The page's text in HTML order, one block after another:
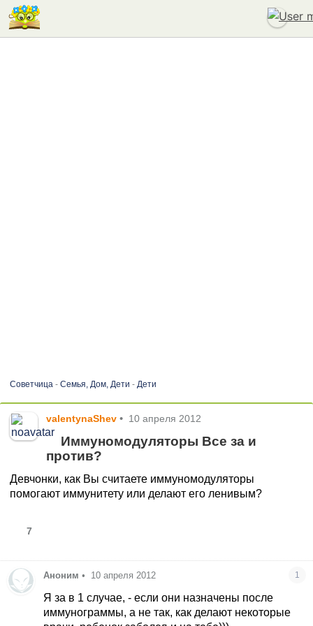
Советчица- Семья, Дом, Дети - Дети
valentynaShev • 10 апреля 2012
Иммуномодуляторы Все за и
против?
Девчонки, как Вы считаете иммуномодуляторы
помогают иммунитету или делают его ленивым?
7
Аноним • 10 апреля 2012 1
Я за в 1 случае, - если они назначены после
иммунограммы, а не так, как делают некоторые